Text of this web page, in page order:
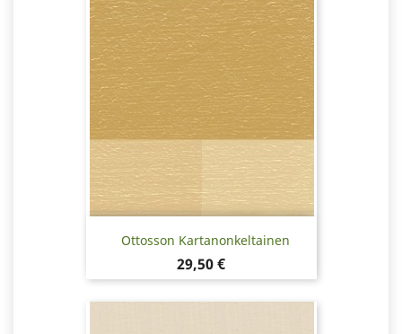
Ottosson Kartanonkeltainen
Hinta
29,50 €